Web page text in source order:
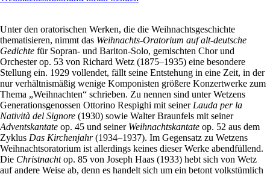
Unter den oratorischen Werken, die die Weihnachtsgeschichte
thematisieren, nimmt das Weihnachts-Oratorium auf alt-deutsche
Gedichte für Sopran- und Bariton-Solo, gemischten Chor und
Orchester op. 53 von Richard Wetz (1875–1935) eine besondere
Stellung ein. 1929 vollendet, fällt seine Entstehung in eine Zeit, in der
nur verhältnismäßig wenige Komponisten größere Konzertwerke zum
Thema „Weihnachten“ schrieben. Zu nennen sind unter Wetzens
Generationsgenossen Ottorino Respighi mit seiner Lauda per la
Natività del Signore (1930) sowie Walter Braunfels mit seiner
Adventskantate op. 45 und seiner Weihnachtskantate op. 52 aus dem
Zyklus Das Kirchenjahr(1934–1937). Im Gegensatz zu Wetzens
Weihnachtsoratorium ist allerdings keines dieser Werke abendfüllend.
Die Christnachtop. 85 von Joseph Haas (1933) hebt sich von Wetz
auf andere Weise ab, denn es handelt sich um ein betont volkstümlich